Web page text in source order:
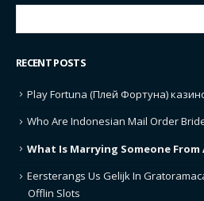
RECENT POSTS
Play Fortuna (Плей Фортуна)
Who Are Indonesian Mail Order
What Is Marrying Someone
Eersterangs Us Gelijk In
Offlin Slots